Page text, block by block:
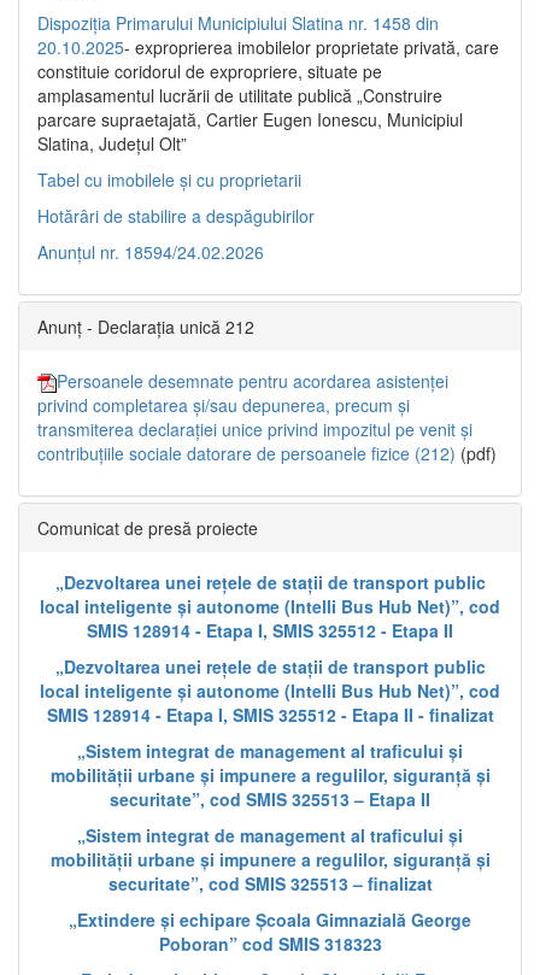
Dispoziția Primarului Municipiului Slatina nr. 1458 din
20.10.2025- exproprierea imobilelor proprietate privată, care
constituie coridorul de expropriere, situate pe
amplasamentul lucrării de utilitate publică „Construire
parcare supraetajată, Cartier Eugen Ionescu, Municipiul
Slatina, Județul Olt”
Tabel cu imobilele și cu proprietarii
Hotărâri de stabilire a despăgubirilor
Anunțul nr. 18594/24.02.2026
Anunț - Declarația unică 212
Persoanele desemnate pentru acordarea asistenței
privind completarea și/sau depunerea, precum și
transmiterea declarației unice privind impozitul pe venit și
contribuțiile sociale datorare de persoanele fizice (212) (pdf)
Comunicat de presă proiecte
„Dezvoltarea unei rețele de stații de transport public
local inteligente și autonome (Intelli Bus Hub Net)”, cod
SMIS 128914 - Etapa I, SMIS 325512 - Etapa II
„Dezvoltarea unei rețele de stații de transport public
local inteligente și autonome (Intelli Bus Hub Net)”, cod
SMIS 128914 - Etapa I, SMIS 325512 - Etapa II - finalizat
„Sistem integrat de management al traficului și
mobilității urbane și impunere a regulilor, siguranță și
securitate”, cod SMIS 325513 – Etapa II
„Sistem integrat de management al traficului și
mobilității urbane și impunere a regulilor, siguranță și
securitate”, cod SMIS 325513 – finalizat
„Extindere și echipare Școala Gimnazială George
Poboran” cod SMIS 318323